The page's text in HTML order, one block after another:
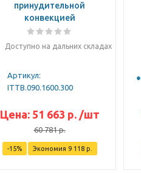
принудительной
конвекцией
Доступно на дальних складах
Артикул:
ITTB.090.1600.300
Цена: 51 663 р. /шт
60 781р.
-15% Экономия 9 118р.